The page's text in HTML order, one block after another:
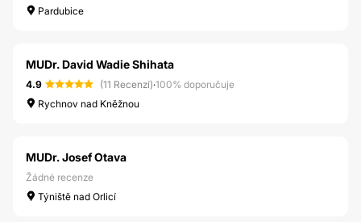
Pardubice
MUDr. David Wadie Shihata
4.9 (11 Recenzí)·100% doporučuje
Rychnov nad Kněžnou
MUDr. Josef Otava
Žádné recenze
Týniště nad Orlicí